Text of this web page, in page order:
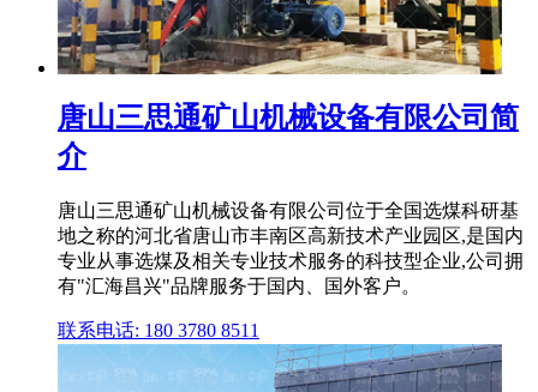
唐山三思通矿山机械设备有限公司简
介
唐山三思通矿山机械设备有限公司位于全国选煤科研基
地之称的河北省唐山市丰南区高新技术产业园区,是国内
专业从事选煤及相关专业技术服务的科技型企业,公司拥
有"汇海昌兴"品牌服务于国内、国外客户。
联系电话: 180 3780 8511